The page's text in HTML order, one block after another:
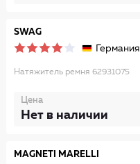
SWAG
Германия
Натяжитель ремня 62931075
Цена
Нет в наличии
MAGNETI MARELLI